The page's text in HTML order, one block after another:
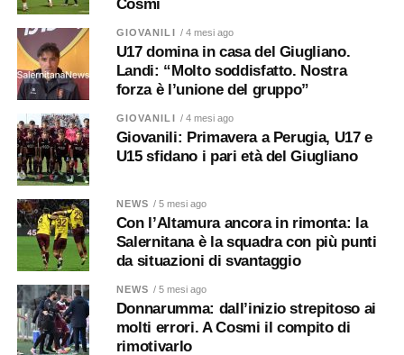
Cosmi
GIOVANILI / 4 mesi ago
U17 domina in casa del Giugliano.
Landi: “Molto soddisfatto. Nostra
forza è l’unione del gruppo”
GIOVANILI / 4 mesi ago
Giovanili: Primavera a Perugia, U17 e
U15 sfidano i pari età del Giugliano
NEWS / 5 mesi ago
Con l’Altamura ancora in rimonta: la
Salernitana è la squadra con più punti
da situazioni di svantaggio
NEWS / 5 mesi ago
Donnarumma: dall’inizio strepitoso ai
molti errori. A Cosmi il compito di
rimotivarlo